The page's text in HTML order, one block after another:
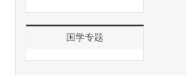
国学专题